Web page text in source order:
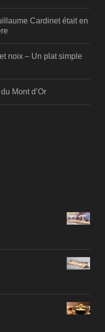
Cardinet était en
noix – Un plat simple
Mont d’Or